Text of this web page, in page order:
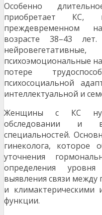
Особенно
приобретает КС,
преждевременном
возрасте 38–43
психоэмоциональные
потере
психосоциальной
интеллектуальной и
Женщины с КС
обследовании и
специальностей.
гинеколога, которое
уточнения
определения
выявления связи
и климактерическими
функции.